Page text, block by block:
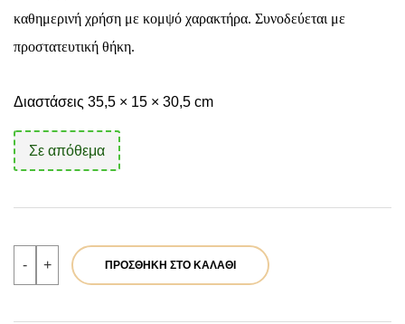
καθημερινή χρήση με κομψό χαρακτήρα. Συνοδεύεται με
προστατευτική θήκη.
Διαστάσεις 35,5 × 15 × 30,5 cm
Σε απόθεμα
-
Verde
Γυναικεία
Τσάντα
+ ΠΡΟΣΘΉΚΗ ΣΤΟ ΚΑΛΆΘΙ